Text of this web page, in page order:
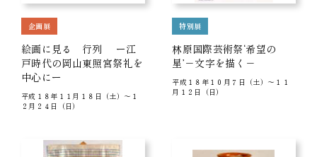
企画展
絵画に見る 行列 ー江
戸時代の岡山東照宮祭礼を
中心にー
平成１８年１１月１８日（土）～１
２月２４日（日）
特別展
林原国際芸術祭‘希望の
星’－文字を描く－
平成１８年１０月７日（土）～１１
月１２日（日）